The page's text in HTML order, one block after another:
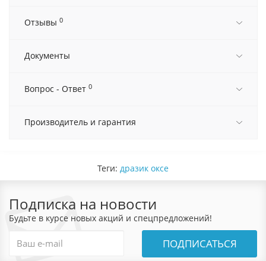
Отзывы 0
Документы
Вопрос - Ответ 0
Производитель и гарантия
Теги: дразик оксе
Подписка на новости
Будьте в курсе новых акций и спецпредложений!
ПОДПИСАТЬСЯ